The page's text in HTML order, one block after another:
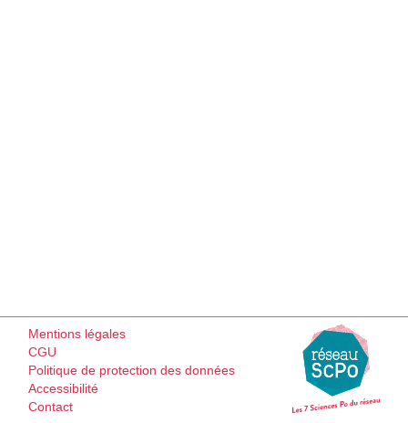
Mentions légales
CGU
Politique de protection des données
Accessibilité
Contact